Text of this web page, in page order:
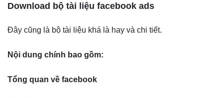
Download bộ tài liệu facebook ads
Đây cũng là bộ tài liệu khá là hay và chi tiết.
Nội dung chính bao gồm:
Tổng quan về facebook